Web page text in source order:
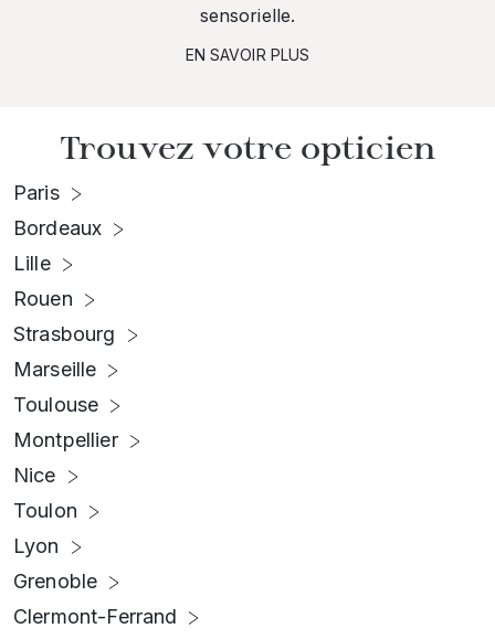
sensorielle.
EN SAVOIR PLUS
Trouvez votre opticien
Paris
Bordeaux
Lille
Rouen
Strasbourg
Marseille
Toulouse
Montpellier
Nice
Toulon
Lyon
Grenoble
Clermont-Ferrand